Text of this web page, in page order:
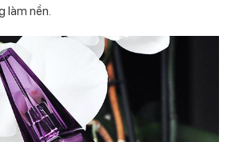
làm nền.